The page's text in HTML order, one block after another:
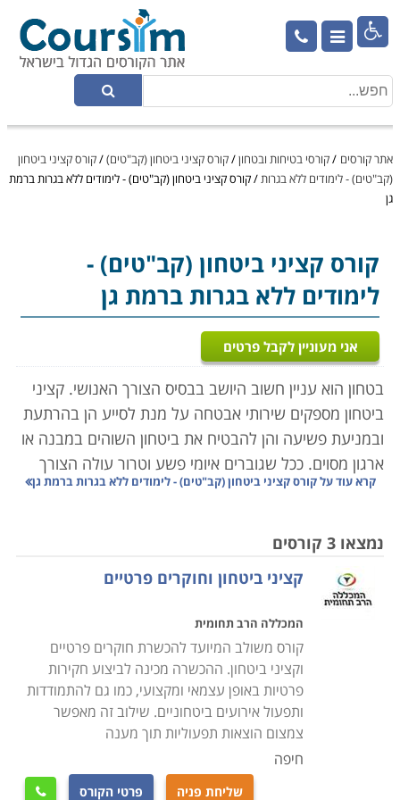

אתר קורסים /קורסי בטיחות ובטחון/קורס קציני ביטחון (קב"טים)/קורס קציני ביטחון
(קב"טים) - לימודים ללא בגרות/קורס קציני ביטחון (קב"טים) - לימודים ללא בגרות ברמת
גן
קורס קציני ביטחון (קב"טים) -
לימודים ללא בגרות ברמת גן
אני מעוניין לקבל פרטים
בטחון הוא עניין חשוב היושב בבסיס הצורך האנושי. קציני
ביטחון מספקים שירותי אבטחה על מנת לסייע הן בהרתעת
ובמניעת פשיעה והן להבטיח את ביטחון השוהים במבנה או
ארגון מסוים. ככל שגוברים איומי פשע וטרור עולה הצורך
באנשי ביטחון מיומנים בייחוד במקומות כגון בנקים, בתי
נוספים. לכן, היכולת של קצין הביטחון להשרות שלווה על
הסובבים אותו היא קריטית לעבודתו, ותלויה רבות בידע
ובכלים העומדים לרשותו.
קורס קציני ביטחון מיועד לאנשים העוסקים באבטחה, בין
שמדובר באבטחת מוסדות, אבטחת קבוצות או אבטחת
אישים. אלו נדרשים לכישורים גבוהים ומיוחדים בתחום.
במרבית המקרים, הם מגיעים מרקע צבאי עשיר ביחידות
צבאיות קרביות, יחידות מיוחדות, ותפקידי קצונה ביחידות
שדה. לחילופין, יכולים קציני בטחון להגיע מרקע של עבודות
כדוגמת משטרה, שב"כ וכו '.
קרא עוד עלקורס קציני ביטחון (קב"טים) - לימודים ללא בגרות ברמת גן
נמצאו 3 קורסים
קציני ביטחון וחוקרים פרטיים
המכללה הרב תחומית
קורס משולב המיועד להכשרת חוקרים פרטיים
וקציני ביטחון. ההכשרה מכינה לביצוע חקירות
פרטיות באופן עצמאי ומקצועי, כמו גם להתמודדות
ותפעול אירועים ביטחוניים. שילוב זה מאפשר
צמצום הוצאות תפעוליות תוך מענה
חיפה
שליחת פניה פרטי הקורס 